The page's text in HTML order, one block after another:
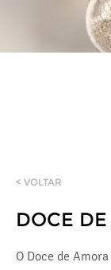
< VOLTAR
DOCE
O Doce de